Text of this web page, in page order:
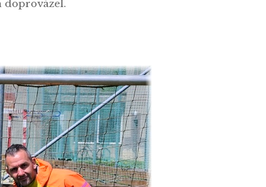
doprovázel.